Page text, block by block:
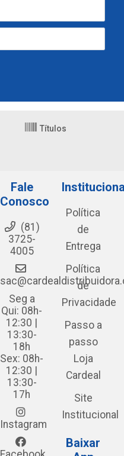
Títulos
Fale
Conosco
(81)
3725-
4005
Seg a
Qui: 08h-
12:30 |
13:30-
18h
Sex: 08h-
12:30 |
13:30-
17h
Instagram
Política
de
Entrega
Política
de
Privacidade
Passo a
passo
Loja
Cardeal
Site
Institucional
Baixar